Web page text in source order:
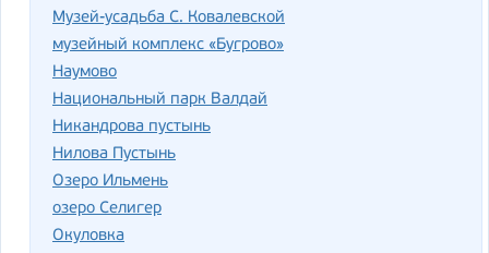
Музей-усадьба С. Ковалевской
музейный комплекс «Бугрово»
Наумово
Национальный парк Валдай
Никандрова пустынь
Нилова Пустынь
Озеро Ильмень
озеро Селигер
Окуловка